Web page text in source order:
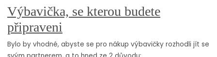
Výbavička, se kterou budete
připraveni
Bylo by vhodné, abyste se pro nákup výbavičky rozhodli jít se